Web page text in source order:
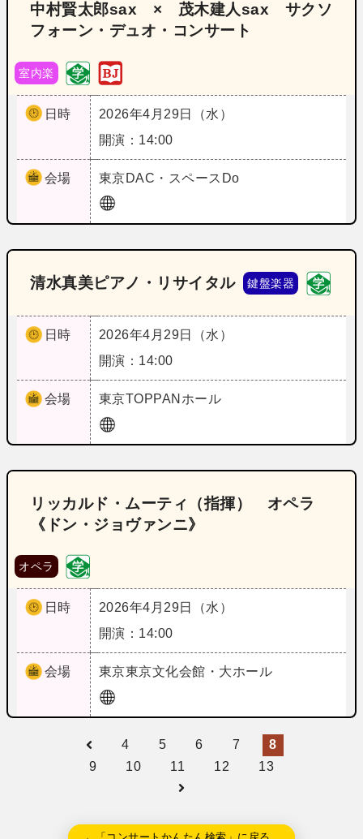
中村賢太郎sax × 茂木建人sax サクソ
フォーン・デュオ・コンサート
室内楽
日時
2026年4月29日（水）
開演：14:00
会場 東京DAC・スペースDo
清水真美ピアノ・リサイタル 鍵盤楽器
日時
2026年4月29日（水）
開演：14:00
会場 東京TOPPANホール
リッカルド・ムーティ（指揮） オペラ
《ドン・ジョヴァンニ》
オペラ
日時
2026年4月29日（水）
開演：14:00
会場 東京東京文化会館・大ホール
4 5 6 7
8
9
10 11 12 13